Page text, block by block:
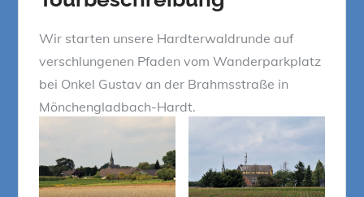
Wir starten unsere Hardterwaldrunde auf
verschlungenen Pfaden vom Wanderparkplatz
bei Onkel Gustav an der Brahmsstraße in
Mönchengladbach-Hardt.